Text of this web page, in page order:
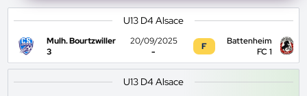
U13 D4 Alsace
Mulh. Bourtzwiller
3
20/09/2025
-
F
Battenheim
FC 1
U13 D4 Alsace